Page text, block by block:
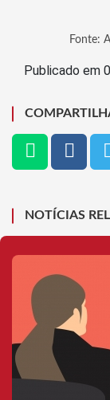
Fonte:
Publicado em
NOTÍCIAS